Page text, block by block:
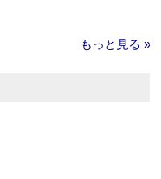
もっと見る »